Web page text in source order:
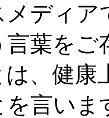
メディ
言葉をご
、健康
を言いま